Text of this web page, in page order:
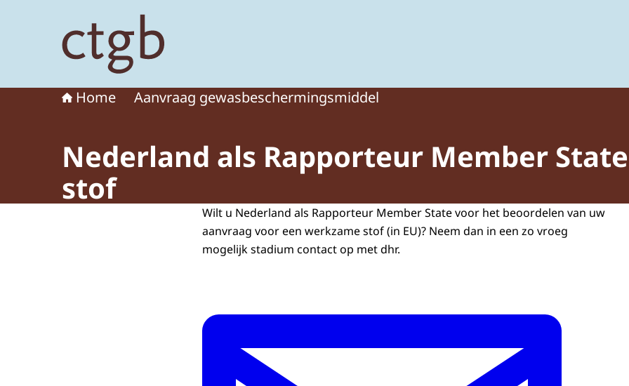
Home Aanvraag gewasbeschermingsmiddel
Nederland als Rapporteur Member
stof
Wilt u Nederland als Rapporteur Member State voor het beoordelen van uw
aanvraag voor een werkzame stof (in EU)? Neem dan in een zo vroeg
mogelijk stadium contact op met dhr.